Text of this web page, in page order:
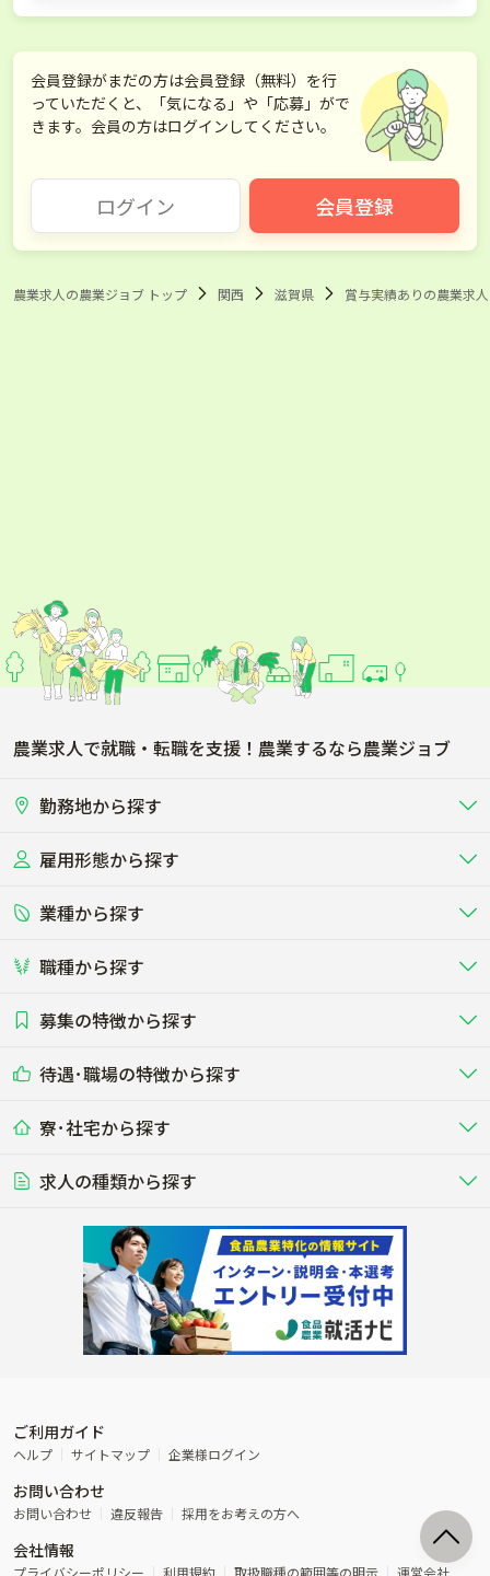
会員登録がまだの方は会員登録（無料）を行
っていただくと、「気になる」や「応募」がで
きます。会員の方はログインしてください。
ログイン 会員登録
農業求人の農業ジョブ トップ 関西 滋賀県 賞与実績ありの農業求
農業求人で就職・転職を支援！農業するなら農業ジョブ
勤務地から探す
北海道
関東
東海
雇用形態から探す
正社員 バイト・アルバイト・パート
短期アルバイト
その他（独立・副業など）
業種から探す
畜産（酪農･肉牛･養豚･養鶏など）
酪農
する牧場
養豚
る養豚場
レースで活躍する馬の手入れや子馬
その他畜産
その他動物の畜産業（羊、ウズラな
ど）
畑・圃場で野菜・穀物を生産 ビニールハウスで多様な野菜の生産
稲作
ビニールハウスで観賞用植物の栽
植物工場
環境制御された工場で野菜の生産管
理
農業資材･肥料
農場設備・肥料・飼料の生産・流
農業用の機械・機材の開発・販
流通･商社
農産物・農産品の物流・卸し・輸出
入
製造･加工･販売 福祉
その他農業関連企業
ネス
その他業種
木材の植林・伐採・加工、または
漁業･養殖
魚介類の採捕・養殖、または水産加
工場
職種から探す
農場･牧場･現場職
専門職（獣医師･人工授精師･
研究･開発 WEB･IT
その他職種
募集の特徴から探す
未経験歓迎
学歴不問
50代採用実績あり
AT免許OK
内定まで最短1週間 管理者･幹部採用
待遇･職場の特徴から探す
社会保険完備
食事補助あり
年間休日100日以上
経験者優遇 独立支援可能
寮･社宅から探す
単身寮あり
寮･社宅相談可
求人の種類から探す
転職おまかせ求人
ご利用ガイド
ヘルプ サイトマップ 企業様ログイン
お問い合わせ
お問い合わせ 違反報告 採用をお考えの方へ
会社情報
プライバシーポリシー 利用規約 取扱職種の範囲等の明示 運営会社